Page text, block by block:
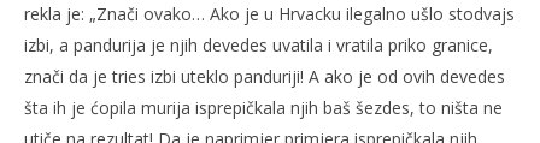
rekla je: „Znači ovako… Ako je u Hrvacku ilegalno ušlo stodvajs
izbi, a pandurija je njih devedes uvatila i vratila priko granice,
znači da je tries izbi uteklo panduriji! A ako je od ovih devedes
šta ih je ćopila murija isprepičkala njih baš šezdes, to ništa ne